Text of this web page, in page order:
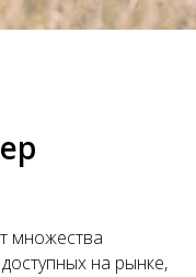
множества
на рынке,